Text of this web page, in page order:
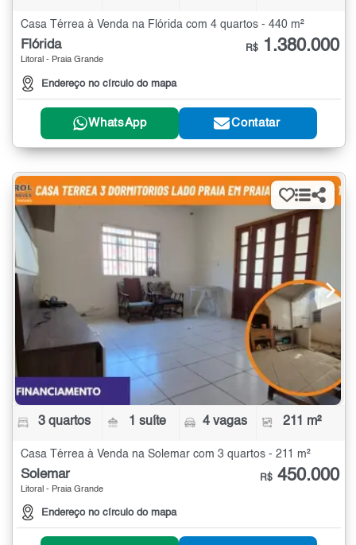
Casa Térrea à Venda na Flórida com 4 quartos - 440 m²
Flórida
Litoral - Praia Grande
Endereço no círculo do mapa
R$ 1.380.000
WhatsApp Contatar
3 quartos 1 suíte 4 vagas 211 m²
Casa Térrea à Venda na Solemar com 3 quartos - 211 m²
Solemar
Litoral - Praia Grande
Endereço no círculo do mapa
R$ 450.000